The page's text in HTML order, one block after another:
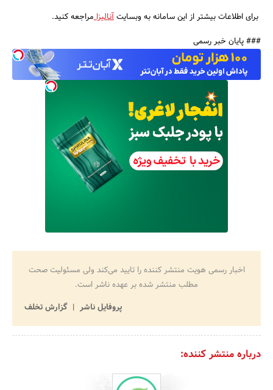
برای اطلاعات بیشتر از این سامانه به وبسایتآنالیزامراجعه کنید.
### پایان خبر رسمی
اخبار رسمی هویت منتشر کننده را تایید می‌کند ولی مسئولیت صحت
مطلب منتشر شده بر عهده ناشر است.
پروفایل ناشر
گزارش تخلف
درباره منتشر کننده: